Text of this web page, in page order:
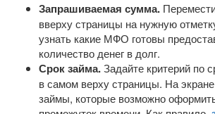
Запрашиваемая сумма.
вверху страницы на нужную
узнать какие МФО готовы
количество денег в долг.
Срок займа.Задайте критерий по
в самом верху страницы. На
займы, которые возможно